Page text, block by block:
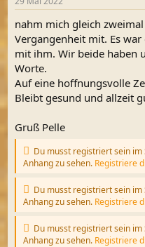
e
r
t
a
m
nahm mich gleich
Vergangenheit mit. Es
mit ihm. Wir beide haben
Worte.
Auf eine hoffnungsvolle
Bleibt gesund und allzeit
Gruß Pelle
Du musst registriert sein
Anhang zu sehen. Registriere
Du musst registriert sein
Anhang zu sehen. Registriere
Du musst registriert sein
Anhang zu sehen. Registriere